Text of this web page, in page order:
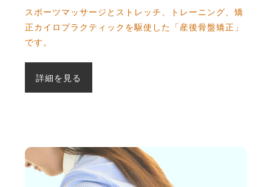
スポーツマッサージとストレッチ、トレーニング、矯
正カイロプラクティックを駆使した「産後骨盤矯正」
です。
詳細を見る
猫背矯正